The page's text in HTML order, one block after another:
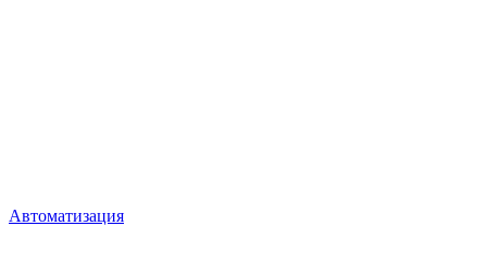
Автоматизация